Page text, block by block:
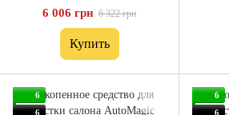
6 006 грн 6 322 грн
Купить
6
6
6
6